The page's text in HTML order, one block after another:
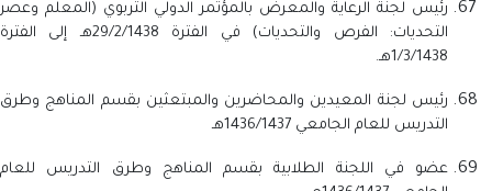
رئيس لجنة الرعاية والمعرض بالمؤتمر الدولي التربوي (المعلم وعصر
التحديات: الفرص والتحديات) في الفترة 29/2/1438هـ إلى الفترة
1/3/1438هـ.
رئيس لجنة المعيدين والمحاضرين والمبتعثين بقسم المناهج وطرق
التدريس للعام الجامعي 1436/1437هـ
عضو في اللجنة الطلابية بقسم المناهج وطرق التدريس للعام